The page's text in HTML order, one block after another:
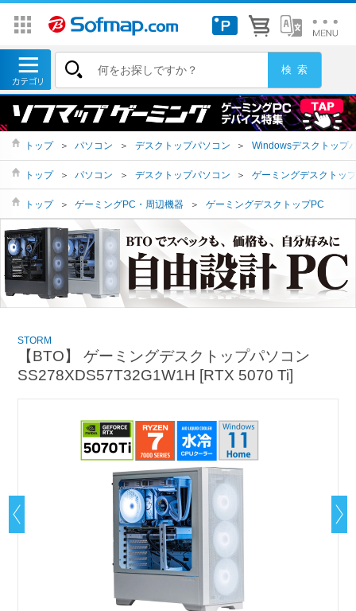
トップ ＞ パソコン ＞ デスクトップパソコン ＞ Windowsデスクトップ
トップ ＞ パソコン ＞ デスクトップパソコン ＞ ゲーミングデスクトッ
トップ ＞ ゲーミングPC・周辺機器 ＞ ゲーミングデスクトップPC
STORM
【BTO】 ゲーミングデスクトップパソコン
SS278XDS57T32G1W1H [RTX 5070 Ti]